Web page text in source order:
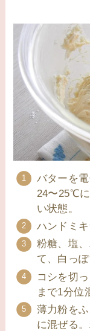
バターを
24〜25℃
い状態。
ハンドミ
粉糖、塩
て、白っ
コシを切
まで1分位
薄力粉を
に混ぜる